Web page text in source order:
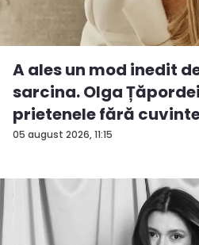
05 august 2026, 11:15
A ales un mod inedit
sarcina. Olga
prietenele fără cuvinte